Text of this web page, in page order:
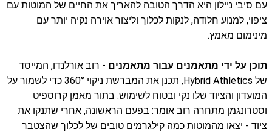
עם סיבי ניילון היא הדרך הטובה להאריך את החיים של המוטות עם
ציפוי, למנוע חלודה, לנקות לכלוך וליצור אוירה נקיה יותר עם
מינימום מאמץ.
תוכן על ידי מתאמנים עבור מתאמנים - רוב אורלנדו, המייסד
של Hybrid Athletics, תכנן את המברשת ניקוי 360° כדי לשמור על
המועדון והציוד שלו נקי ובטוח לשימוש. בתור מאמן קרוספיט
וסטרונגמן מתחרה רוב אומר: בפעם הראשונה, אחרי שתנקו את
ציוד - יצאו מהמוטות כמה קילגרמים טובים של לכלוך שהצטבר